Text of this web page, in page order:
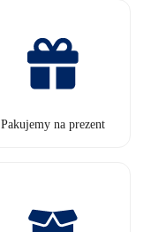
Pakujemy na prezent